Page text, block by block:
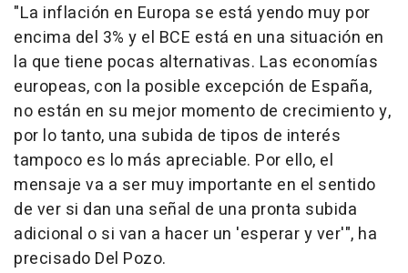
"La inflación en Europa se está yendo muy por
encima del 3% y el BCE está en una situación en
la que tiene pocas alternativas. Las economías
europeas, con la posible excepción de España,
no están en su mejor momento de crecimiento y,
por lo tanto, una subida de tipos de interés
tampoco es lo más apreciable. Por ello, el
mensaje va a ser muy importante en el sentido
de ver si dan una señal de una pronta subida
adicional o si van a hacer un 'esperar y ver'", ha
precisado Del Pozo.